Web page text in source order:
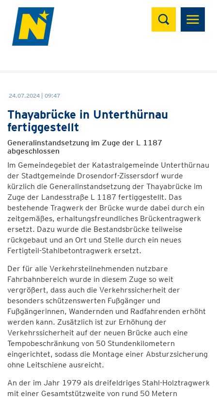
Suchen
24.07.2024 | 09:47
Thayabrücke in Unterthürnau
fertiggestellt
Generalinstandsetzung im Zuge der L 1187
abgeschlossen
Im Gemeindegebiet der Katastralgemeinde Unterthürnau
der Stadtgemeinde Drosendorf-Zissersdorf wurde
kürzlich die Generalinstandsetzung der Thayabrücke im
Zuge der Landesstraße L 1187 fertiggestellt. Das
bestehende Tragwerk der Brücke wurde dabei durch ein
zeitgemäßes, erhaltungsfreundliches Brückentragwerk
ersetzt. Dazu wurde die Bestandsbrücke teilweise
rückgebaut und an Ort und Stelle durch ein neues
Fertigteil-Stahlbetontragwerk ersetzt.
Der für alle Verkehrsteilnehmenden nutzbare
Fahrbahnbereich wurde in diesem Zuge so weit
vergrößert, dass auch die Verkehrssicherheit der
besonders schützenswerten Fußgänger und
Fußgängerinnen, Wandernden und Radfahrenden erhöht
werden kann. Zusätzlich ist zur Erhöhung der
Verkehrssicherheit auf der neuen Brücke auch eine
Tempobeschränkung von 50 Stundenkilometern
eingerichtet, sodass die Montage einer Absturzsicherung
ohne Leitschiene ausreicht.
An der im Jahr 1979 als dreifeldriges Stahl-Holztragwerk
mit einer Gesamtstützweite von rund 50 Metern